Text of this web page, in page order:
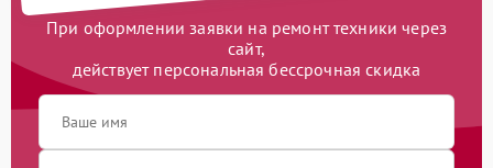
При оформлении заявки на ремонт техники через
сайт,
действует персональная бессрочная скидка